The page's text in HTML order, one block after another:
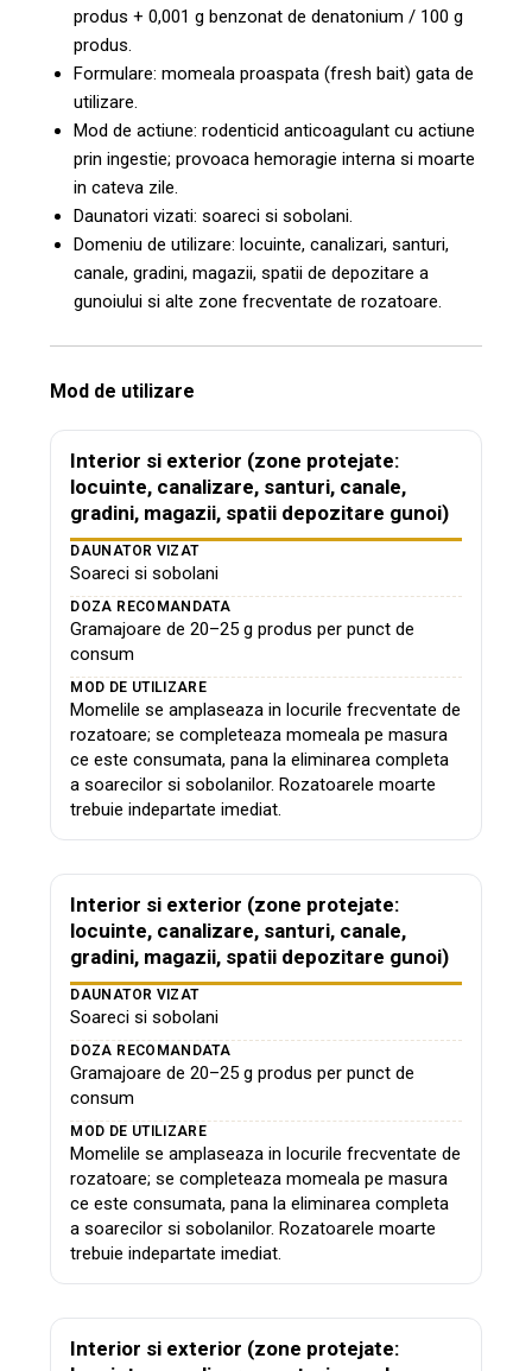
produs + 0,001 g benzonat de denatonium / 100 g
produs.
Formulare: momeala proaspata (fresh bait) gata de
utilizare.
Mod de actiune: rodenticid anticoagulant cu actiune
prin ingestie; provoaca hemoragie interna si moarte
in cateva zile.
Daunatori vizati: soareci si sobolani.
Domeniu de utilizare: locuinte, canalizari, santuri,
canale, gradini, magazii, spatii de depozitare a
gunoiului si alte zone frecventate de rozatoare.
Mod de utilizare
Interior si exterior (zone protejate:
locuinte, canalizare, santuri, canale,
gradini, magazii, spatii depozitare gunoi)
DAUNATOR VIZAT
Soareci si sobolani
DOZA RECOMANDATA
Gramajoare de 20–25 g produs per punct de
consum
MOD DE UTILIZARE
Momelile se amplaseaza in locurile frecventate de
rozatoare; se completeaza momeala pe masura
ce este consumata, pana la eliminarea completa
a soarecilor si sobolanilor. Rozatoarele moarte
trebuie indepartate imediat.
Interior si exterior (zone protejate:
locuinte, canalizare, santuri, canale,
gradini, magazii, spatii depozitare gunoi)
DAUNATOR VIZAT
Soareci si sobolani
DOZA RECOMANDATA
Gramajoare de 20–25 g produs per punct de
consum
MOD DE UTILIZARE
Momelile se amplaseaza in locurile frecventate de
rozatoare; se completeaza momeala pe masura
ce este consumata, pana la eliminarea completa
a soarecilor si sobolanilor. Rozatoarele moarte
trebuie indepartate imediat.
Interior si exterior (zone protejate: